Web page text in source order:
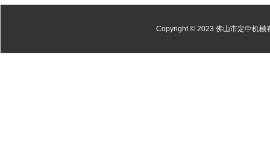
Copyright © 2023 佛山市定中机械